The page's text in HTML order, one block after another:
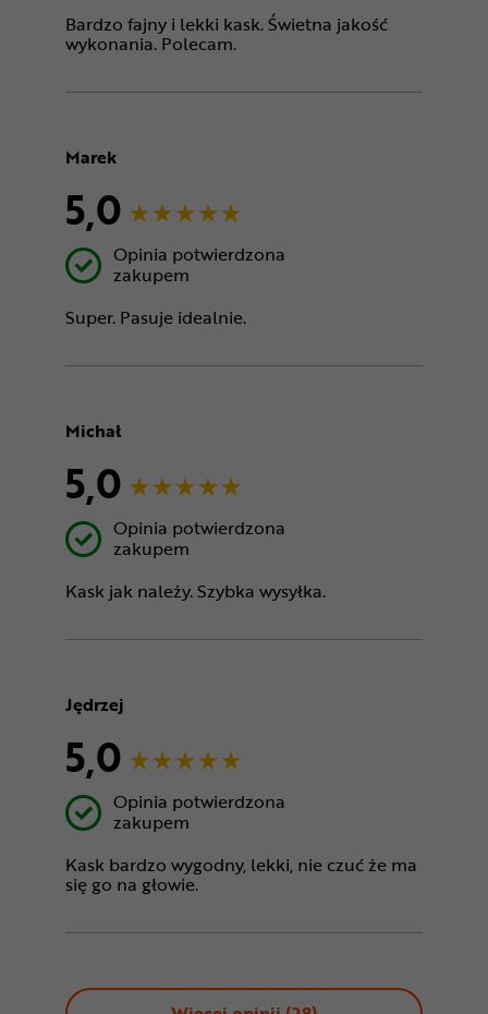
Bardzo fajny i lekki kask. Świetna jakość
wykonania. Polecam.
Marek
5,0
Opinia potwierdzona
zakupem
Super. Pasuje idealnie.
Michał
5,0
Opinia potwierdzona
zakupem
Kask jak należy. Szybka wysyłka.
Jędrzej
5,0
Opinia potwierdzona
zakupem
Kask bardzo wygodny, lekki, nie czuć że ma
się go na głowie.